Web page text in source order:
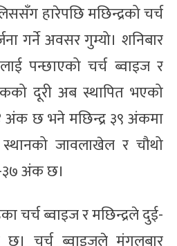
हारेपछि मछिन्द्रको चर्च
गर्ने अवसर गुम्यो। शनिबार
पन्छाएको चर्च ब्वाइज र
दूरी अब स्थापित भएको
अंक छ भने मछिन्द्र ३९ अंकमा
जावलाखेल र चौथो
अंक छ।
चर्च ब्वाइज र मछिन्द्रले दुई-